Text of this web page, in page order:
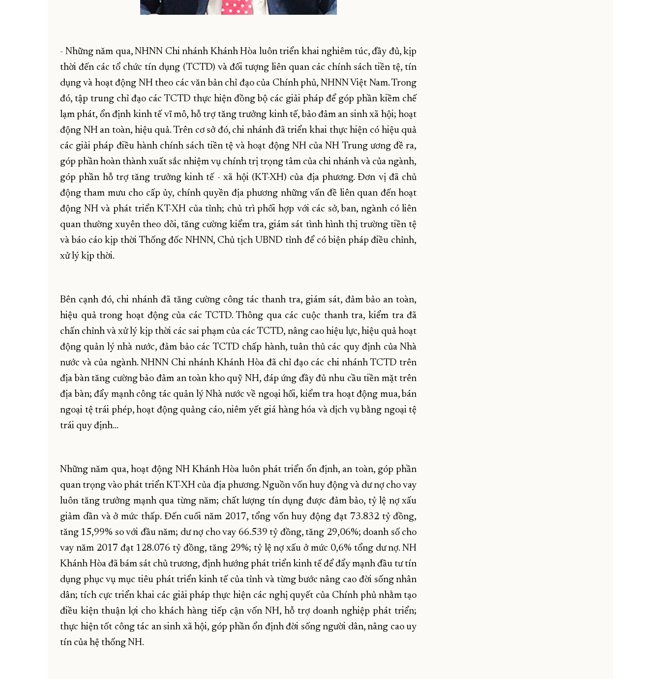
- Những năm qua, NHNN Chi nhánh Khánh Hòa luôn triển khai nghiêm túc, đầy đủ, kịp
thời đến các tổ chức tín dụng (TCTD) và đối tượng liên quan các chính sách tiền tệ, tín
dụng và hoạt động NH theo các văn bản chỉ đạo của Chính phủ, NHNN Việt Nam. Trong
đó, tập trung chỉ đạo các TCTD thực hiện đồng bộ các giải pháp để góp phần kiềm chế
lạm phát, ổn định kinh tế vĩ mô, hỗ trợ tăng trưởng kinh tế, bảo đảm an sinh xã hội; hoạt
động NH an toàn, hiệu quả. Trên cơ sở đó, chi nhánh đã triển khai thực hiện có hiệu quả
các giải pháp điều hành chính sách tiền tệ và hoạt động NH của NH Trung ương đề ra,
góp phần hoàn thành xuất sắc nhiệm vụ chính trị trọng tâm của chi nhánh và của ngành,
góp phần hỗ trợ tăng trưởng kinh tế - xã hội (KT-XH) của địa phương. Đơn vị đã chủ
động tham mưu cho cấp ủy, chính quyền địa phương những vấn đề liên quan đến hoạt
động NH và phát triển KT-XH của tỉnh; chủ trì phối hợp với các sở, ban, ngành có liên
quan thường xuyên theo dõi, tăng cường kiểm tra, giám sát tình hình thị trường tiền tệ
và báo cáo kịp thời Thống đốc NHNN, Chủ tịch UBND tỉnh để có biện pháp điều chỉnh,
xử lý kịp thời.
Bên cạnh đó, chi nhánh đã tăng cường công tác thanh tra, giám sát, đảm bảo an toàn,
hiệu quả trong hoạt động của các TCTD. Thông qua các cuộc thanh tra, kiểm tra đã
chấn chỉnh và xử lý kịp thời các sai phạm của các TCTD, nâng cao hiệu lực, hiệu quả hoạt
động quản lý nhà nước, đảm bảo các TCTD chấp hành, tuân thủ các quy định của Nhà
nước và của ngành. NHNN Chi nhánh Khánh Hòa đã chỉ đạo các chi nhánh TCTD trên
địa bàn tăng cường bảo đảm an toàn kho quỹ NH, đáp ứng đầy đủ nhu cầu tiền mặt trên
địa bàn; đẩy mạnh công tác quản lý Nhà nước về ngoại hối, kiểm tra hoạt động mua, bán
ngoại tệ trái phép, hoạt động quảng cáo, niêm yết giá hàng hóa và dịch vụ bằng ngoại tệ
trái quy định...
Những năm qua, hoạt động NH Khánh Hòa luôn phát triển ổn định, an toàn, góp phần
quan trọng vào phát triển KT-XH của địa phương. Nguồn vốn huy động và dư nợ cho vay
luôn tăng trưởng mạnh qua từng năm; chất lượng tín dụng được đảm bảo, tỷ lệ nợ xấu
giảm dần và ở mức thấp. Đến cuối năm 2017, tổng vốn huy động đạt 73.832 tỷ đồng,
tăng 15,99% so với đầu năm; dư nợ cho vay 66.539 tỷ đồng, tăng 29,06%; doanh số cho
vay năm 2017 đạt 128.076 tỷ đồng, tăng 29%; tỷ lệ nợ xấu ở mức 0,6% tổng dư nợ. NH
Khánh Hòa đã bám sát chủ trương, định hướng phát triển kinh tế để đẩy mạnh đầu tư tín
dụng phục vụ mục tiêu phát triển kinh tế của tỉnh và từng bước nâng cao đời sống nhân
dân; tích cực triển khai các giải pháp thực hiện các nghị quyết của Chính phủ nhằm tạo
điều kiện thuận lợi cho khách hàng tiếp cận vốn NH, hỗ trợ doanh nghiệp phát triển;
thực hiện tốt công tác an sinh xã hội, góp phần ổn định đời sống người dân, nâng cao uy
tín của hệ thống NH.